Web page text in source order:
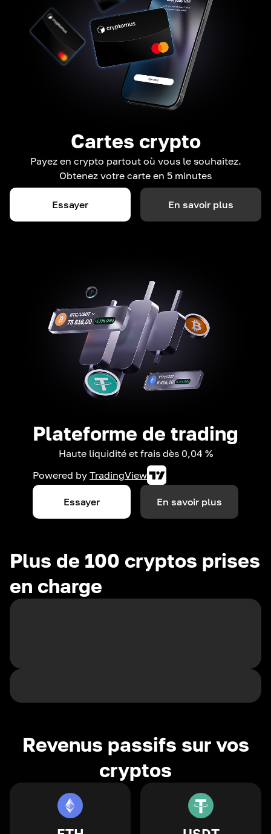
Cartes crypto
Payez en crypto partout où vous le souhaitez.
Obtenez votre carte en 5 minutes
Essayer En savoir plus
Plateforme de trading
Haute liquidité et frais dès 0,04 %
Powered by TradingView
Essayer En savoir plus
Plus de 100 cryptos prises
en charge
Revenus passifs sur vos
cryptos